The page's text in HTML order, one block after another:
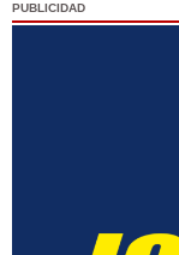
PUBLICIDAD